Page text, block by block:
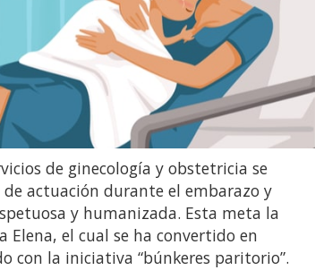
de ginecología y obstetricia se
actuación durante el embarazo y
y humanizada. Esta meta la
el cual se ha convertido en
con la iniciativa “búnkeres paritorio”.